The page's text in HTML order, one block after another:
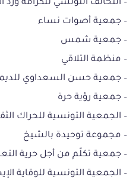
– التحالف التونسي للكرامة ورد
– جمعية أصوات نساء
– جمعية شمس
– منظمة التلاقي
– جمعية حسن السعداوي
– جمعية رؤية حرة
– الجمعية التونسية للحراك
– مجموعة توحيدة بالشيخ
– جمعية تكلّم من أجل حرية
– الجمعية التونسية للوقاية